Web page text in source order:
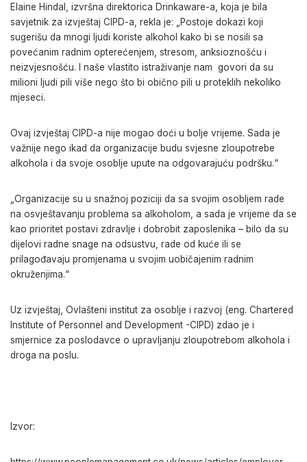
Elaine Hindal, izvršna direktorica Drinkaware-a, koja je bila
savjetnik za izvještaj CIPD-a, rekla je: „Postoje dokazi koji
sugerišu da mnogi ljudi koriste alkohol kako bi se nosili sa
povećanim radnim opterećenjem, stresom, anksioznošću i
neizvjesnošću. I naše vlastito istraživanje nam govori da su
milioni ljudi pili više nego što bi obično pili u proteklih nekoliko
mjeseci.
Ovaj izvještaj CIPD-a nije mogao doći u bolje vrijeme. Sada je
važnije nego ikad da organizacije budu svjesne zloupotrebe
alkohola i da svoje osoblje upute na odgovarajuću podršku.“
„Organizacije su u snažnoj poziciji da sa svojim osobljem rade
na osvještavanju problema sa alkoholom, a sada je vrijeme da se
kao prioritet postavi zdravlje i dobrobit zaposlenika – bilo da su
dijelovi radne snage na odsustvu, rade od kuće ili se
prilagođavaju promjenama u svojim uobičajenim radnim
okruženjima.“
Uz izvještaj, Ovlašteni institut za osoblje i razvoj (eng. Chartered
Institute of Personnel and Development -CIPD) zdao je i
smjernice za poslodavce o upravljanju zloupotrebom alkohola i
droga na poslu.
Izvor: